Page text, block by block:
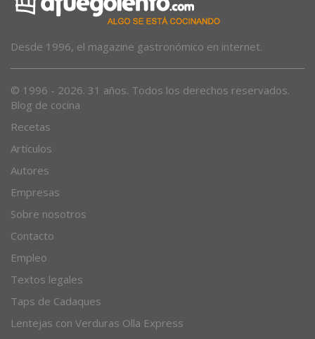
Desde 1996, el magazine gastronómico en internet.
© 1996 - 2026. 31 años. Todos los derechos reservados.
Blog de cocina
Recetas
Artículos
Autores
Empresas
Sobre nosotros
Contacto
Empleo
Textos legales
Taps de Cadaques
Lentejas con Verduras Olla Express